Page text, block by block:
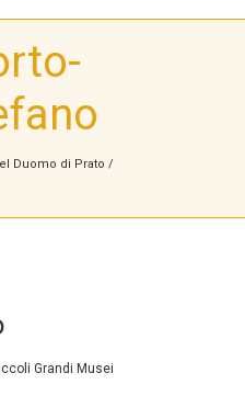
Duomo di Prato /
Grandi Musei